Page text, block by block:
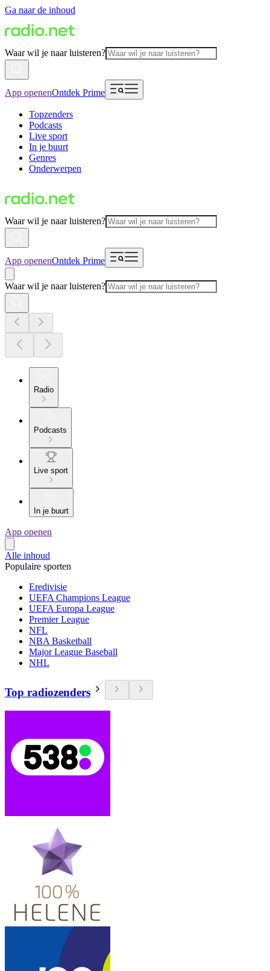
Ga naar de inhoud
Waar wil je naar luisteren?
App openenOntdek Prime
Topzenders
Podcasts
Live sport
In je buurt
Genres
Onderwerpen
Waar wil je naar luisteren?
App openenOntdek Prime
Waar wil je naar luisteren?
Radio
Podcasts
Live sport
In je buurt
App openen
Alle inhoud
Populaire sporten
Eredivisie
UEFA Champions League
UEFA Europa League
Premier League
NFL
NBA Basketball
Major League Baseball
NHL
Top radiozenders